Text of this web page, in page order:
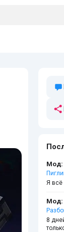
Я всё
Мод:
8